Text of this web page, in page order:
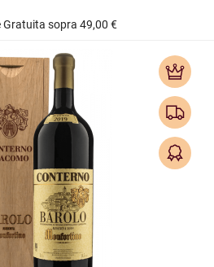
Gratuita sopra 49,00 €